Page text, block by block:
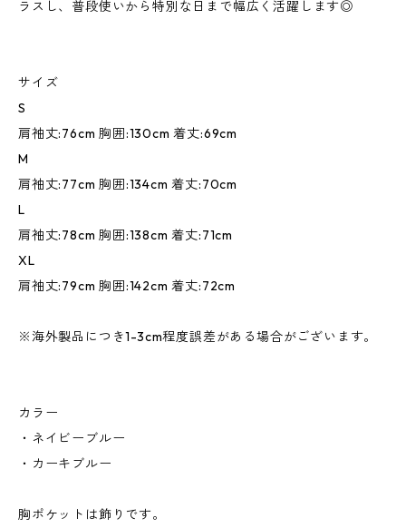
ラスし、普段使いから特別な日まで幅広く活躍します◎
サイズ
S
肩袖丈:76cm 胸囲:130cm 着丈:69cm
M
肩袖丈:77cm 胸囲:134cm 着丈:70cm
L
肩袖丈:78cm 胸囲:138cm 着丈:71cm
XL
肩袖丈:79cm 胸囲:142cm 着丈:72cm
※海外製品につき1-3cm程度誤差がある場合がございます。
カラー
・ネイビーブルー
・カーキブルー
胸ポケットは飾りです。